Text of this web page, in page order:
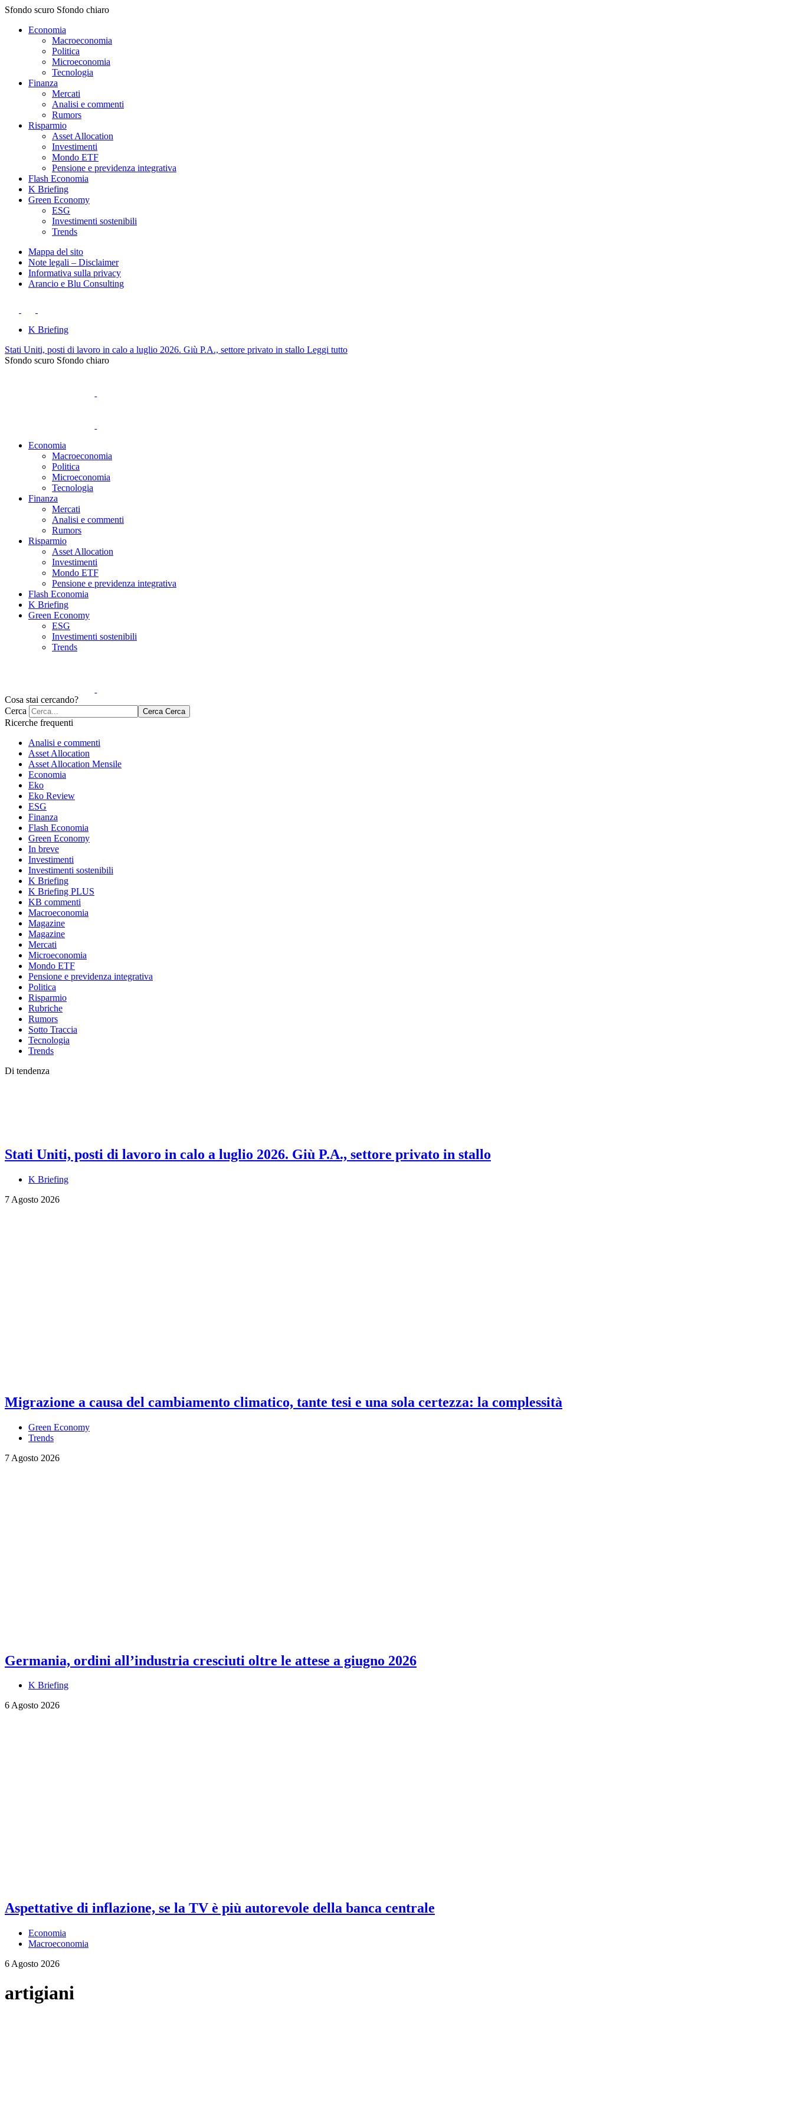
Sfondo scuro Sfondo chiaro
Economia
Macroeconomia
Politica
Microeconomia
Tecnologia
Finanza
Mercati
Analisi e commenti
Rumors
Risparmio
Asset Allocation
Investimenti
Mondo ETF
Pensione e previdenza integrativa
Flash Economia
K Briefing
Green Economy
ESG
Investimenti sostenibili
Trends
Mappa del sito
Note legali – Disclaimer
Informativa sulla privacy
Arancio e Blu Consulting
K Briefing
Stati Uniti, posti di lavoro in calo a luglio 2026. Giù P.A., settore privato in stallo Leggi tutto
Sfondo scuro Sfondo chiaro
Economia
Macroeconomia
Politica
Microeconomia
Tecnologia
Finanza
Mercati
Analisi e commenti
Rumors
Risparmio
Asset Allocation
Investimenti
Mondo ETF
Pensione e previdenza integrativa
Flash Economia
K Briefing
Green Economy
ESG
Investimenti sostenibili
Trends
Cosa stai cercando?
Cerca
Cerca Cerca
Ricerche frequenti
Analisi e commenti
Asset Allocation
Asset Allocation Mensile
Economia
Eko
Eko Review
ESG
Finanza
Flash Economia
Green Economy
In breve
Investimenti
Investimenti sostenibili
K Briefing
K Briefing PLUS
KB commenti
Macroeconomia
Magazine
Magazine
Mercati
Microeconomia
Mondo ETF
Pensione e previdenza integrativa
Politica
Risparmio
Rubriche
Rumors
Sotto Traccia
Tecnologia
Trends
Di tendenza
Stati Uniti, posti di lavoro in calo a luglio 2026. Giù P.A., settore privato in stallo
K Briefing
7 Agosto 2026
Migrazione a causa del cambiamento climatico, tante tesi e una sola certezza: la complessità
Green Economy
Trends
7 Agosto 2026
Germania, ordini all’industria cresciuti oltre le attese a giugno 2026
K Briefing
6 Agosto 2026
Aspettative di inflazione, se la TV è più autorevole della banca centrale
Economia
Macroeconomia
6 Agosto 2026
artigiani